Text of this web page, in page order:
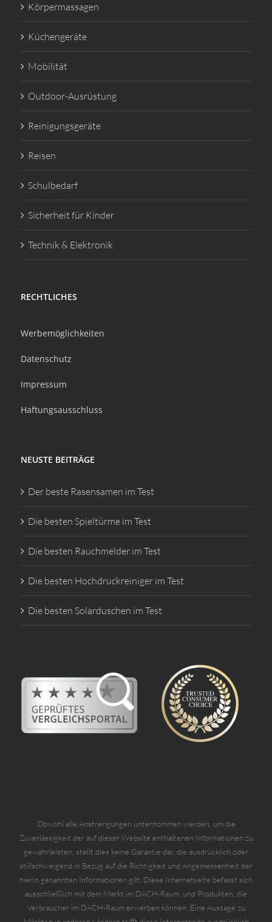
Körpermassagen
Küchengeräte
Mobilität
Outdoor-Ausrüstung
Reinigungsgeräte
Reisen
Schulbedarf
Sicherheit für Kinder
Technik & Elektronik
RECHTLICHES
Werbemöglichkeiten
Datenschutz
Impressum
Haftungsausschluss
NEUSTE BEITRÄGE
Der beste Rasensamen im Test
Die besten Spieltürme im Test
Die besten Rauchmelder im Test
Die besten Hochdruckreiniger im Test
Die besten Solarduschen im Test
Obwohl alle Anstrengungen unternommen werden, um die
Zuverlässigkeit der auf dieser Website enthaltenen Informationen zu
gewährleisten, stellt dies keine Garantie dar, die ausdrücklich oder
stillschweigend in Bezug auf die Richtigkeit und Angemessenheit der
hierin genannten Informationen gilt. Diese Internetseite befasst sich
ausschließlich mit dem Markt im DACH-Raum, und Produkten, die
Verbraucher im DACH-Raum erwerben können. Eine Aussage zu